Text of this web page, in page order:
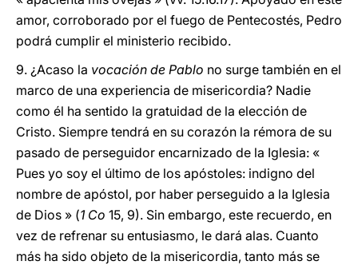
amor, corroborado por el fuego de Pentecostés, Pedro
podrá cumplir el ministerio recibido.
9. ¿Acaso la vocación de Pablo no surge también en el
marco de una experiencia de misericordia? Nadie
como él ha sentido la gratuidad de la elección de
Cristo. Siempre tendrá en su corazón la rémora de su
pasado de perseguidor encarnizado de la Iglesia: «
Pues yo soy el último de los apóstoles: indigno del
nombre de apóstol, por haber perseguido a la Iglesia
de Dios » (1 Co 15, 9). Sin embargo, este recuerdo, en
vez de refrenar su entusiasmo, le dará alas. Cuanto
más ha sido objeto de la misericordia, tanto más se